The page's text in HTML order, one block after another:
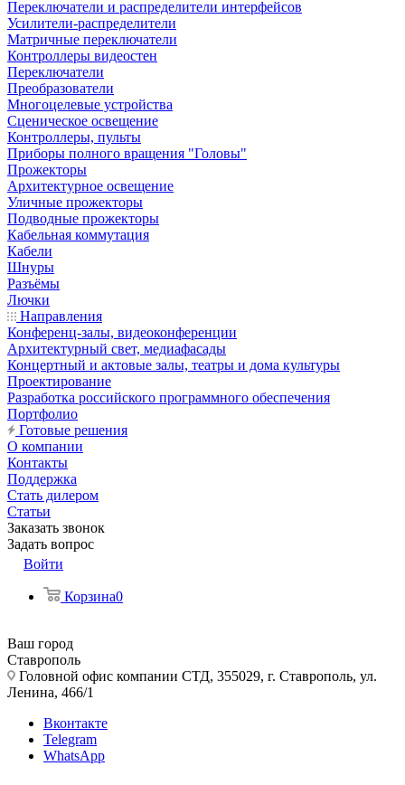
Переключатели и распределители интерфейсов
Усилители-распределители
Матричные переключатели
Контроллеры видеостен
Переключатели
Преобразователи
Многоцелевые устройства
Сценическое освещение
Контроллеры, пульты
Приборы полного вращения "Головы"
Прожекторы
Архитектурное освещение
Уличные прожекторы
Подводные прожекторы
Кабельная коммутация
Кабели
Шнуры
Разъёмы
Лючки
Направления
Конференц-залы, видеоконференции
Архитектурный свет, медиафасады
Концертный и актовые залы, театры и дома культуры
Проектирование
Разработка российского программного обеспечения
Портфолио
Готовые решения
О компании
Контакты
Поддержка
Стать дилером
Статьи
Заказать звонок
Задать вопрос
Войти
Корзина0
Ваш город
Ставрополь
Головной офис компании СТД, 355029, г. Ставрополь, ул.
Ленина, 466/1
Вконтакте
Telegram
WhatsApp